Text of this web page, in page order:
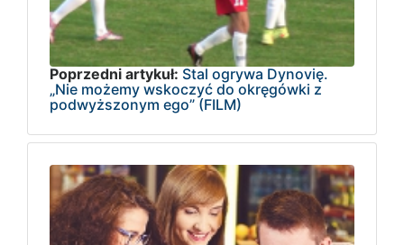
Poprzedni artykuł: Stal ogrywa Dynovię.
„Nie możemy wskoczyć do okręgówki z
podwyższonym ego” (FILM)